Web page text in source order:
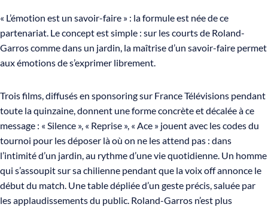
« L’émotion est un savoir-faire » : la formule est née de ce
partenariat. Le concept est simple : sur les courts de Roland-
Garros comme dans un jardin, la maîtrise d’un savoir-faire permet
aux émotions de s’exprimer librement.
Trois films, diffusés en sponsoring sur France Télévisions pendant
toute la quinzaine, donnent une forme concrète et décalée à ce
message : « Silence », « Reprise », « Ace » jouent avec les codes du
tournoi pour les déposer là où on ne les attend pas : dans
l’intimité d’un jardin, au rythme d’une vie quotidienne. Un homme
qui s’assoupit sur sa chilienne pendant que la voix off annonce le
début du match. Une table dépliée d’un geste précis, saluée par
les applaudissements du public. Roland-Garros n’est plus